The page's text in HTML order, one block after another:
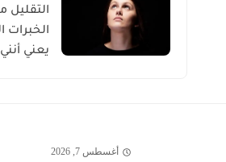
التقليل
الخبرات
يعني
أغسطس 7, 2026